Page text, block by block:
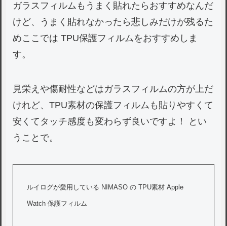
ガラスフィルムもうまく貼れたらおすすめなんだ
けど、うまく貼れなかったら悲しみだけが残るた
めここでは TPU保護フィルムをおすすめしま
す。
見栄えや傷耐性などはガラスフィルムの方が上だ
けれど、TPU素材の保護フィルムも貼りやすくて
安くてタッチ感度も変わらず良いですよ！ とい
うことで。
ルイログが愛用している NIMASO の TPU素材 Apple
Watch 保護フィルム